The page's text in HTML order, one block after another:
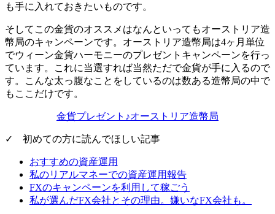
も手に入れておきたいものです。
そしてこの金貨のオススメはなんといってもオーストリア造
幣局のキャンペーンです。オーストリア造幣局は4ヶ月単位
でウィーン金貨ハーモニーのプレゼントキャンペーンを行っ
ています。これに当選すれば当然ただで金貨が手に入るので
す。こんな太っ腹なことをしているのは数ある造幣局の中で
もここだけです。
金貨プレゼント♪オーストリア造幣局
✓ 初めての方に読んでほしい記事
おすすめの資産運用
私のリアルマネーでの資産運用報告
FXのキャンペーンを利用して稼ごう
私が選んだFX会社とその理由。嫌いなFX会社も。